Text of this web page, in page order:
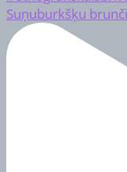
Suņuburkšķu